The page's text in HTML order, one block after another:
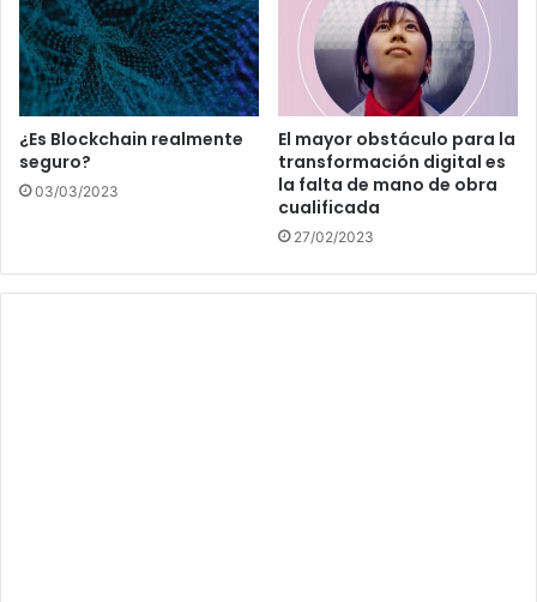
¿Es Blockchain realmente
seguro?
03/03/2023
El mayor obstáculo para la
transformación digital es
la falta de mano de obra
cualificada
27/02/2023